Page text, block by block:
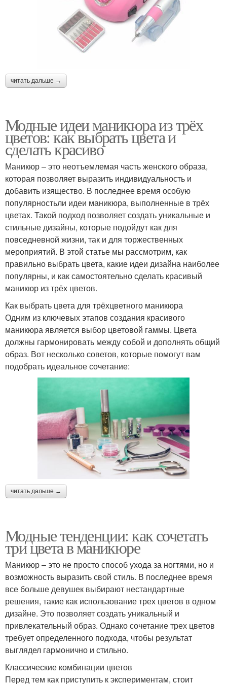
читать дальше →
Модные идеи маникюра из трёх
цветов: как выбрать цвета и
сделать красиво
Маникюр – это неотъемлемая часть женского образа,
которая позволяет выразить индивидуальность и
добавить изящество. В последнее время особую
популярностьли идеи маникюра, выполненные в трёх
цветах. Такой подход позволяет создать уникальные и
стильные дизайны, которые подойдут как для
повседневной жизни, так и для торжественных
мероприятий. В этой статье мы рассмотрим, как
правильно выбрать цвета, какие идеи дизайна наиболее
популярны, и как самостоятельно сделать красивый
маникюр из трёх цветов.
Как выбрать цвета для трёхцветного маникюра
Одним из ключевых этапов создания красивого
маникюра является выбор цветовой гаммы. Цвета
должны гармонировать между собой и дополнять общий
образ. Вот несколько советов, которые помогут вам
подобрать идеальное сочетание:
читать дальше →
Модные тенденции: как сочетать
три цвета в маникюре
Маникюр – это не просто способ ухода за ногтями, но и
возможность выразить свой стиль. В последнее время
все больше девушек выбирают нестандартные
решения, такие как использование трех цветов в одном
дизайне. Это позволяет создать уникальный и
привлекательный образ. Однако сочетание трех цветов
требует определенного подхода, чтобы результат
выглядел гармонично и стильно.
Классические комбинации цветов
Перед тем как приступить к экспериментам, стоит